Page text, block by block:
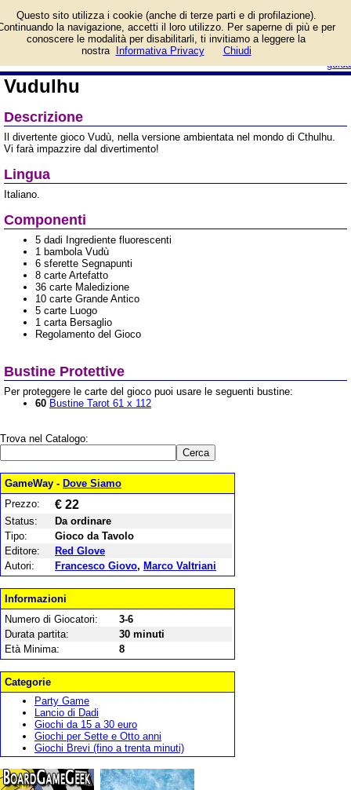
guida
prezzo di vendita.
Prodotto da Red Glove
Vudulhu
Descrizione
Il divertente gioco Vudù, nella versione ambientata nel mondo di Cthulhu.
Vi farà impazzire dal divertimento!
Lingua
Italiano.
Componenti
5 dadi Ingrediente fluorescenti
1 bambola Vudù
6 sferette Segnapunti
8 carte Artefatto
36 carte Maledizione
10 carte Grande Antico
5 carte Luogo
1 carta Bersaglio
Regolamento del Gioco
Bustine Protettive
Per proteggere le carte del gioco puoi usare le seguenti bustine:
60 Bustine Tarot 61 x 112
Trova nel Catalogo:
GameWay - Dove Siamo
Prezzo:
€ 22
Status:
Da ordinare
Tipo:
Gioco da Tavolo
Editore:
Red Glove
Autori:
Francesco Giovo, Marco Valtriani
Informazioni
Numero di Giocatori:
3-6
Durata partita:
30 minuti
Età Minima:
8
Categorie
Party Game
Lancio di Dadi
Giochi da 15 a 30 euro
Giochi per Sette e Otto anni
Giochi Brevi (fino a trenta minuti)
Questo sito utilizza i cookie (anche di terze parti e di profilazione).
la navigazione, accetti il loro utilizzo. Per saperne di più e per
conoscere le modalità per disabilitarli, ti invitiamo a leggere la
nostra
Informativa Privacy Chiudi